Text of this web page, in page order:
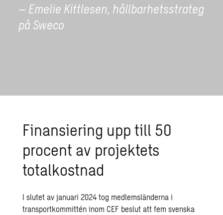
– Emelie Kittlesen, hållbarhetsstrateg
på Sweco
Finansiering upp till 50
procent av projektets
totalkostnad
I slutet av januari 2024 tog medlemsländerna i
transportkommittén inom CEF beslut att fem svenska